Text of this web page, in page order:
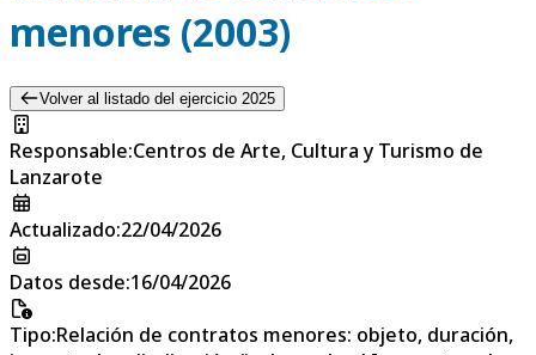
menores (2003)
Volver al listado del ejercicio 2025
Responsable:Centros de Arte, Cultura y Turismo de
Lanzarote
Actualizado:22/04/2026
Datos desde:16/04/2026
Tipo:Relación de contratos menores: objeto, duración,